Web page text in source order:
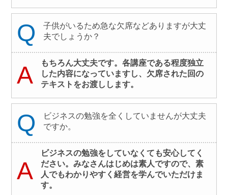
Q
子供がいるため急な欠席などありますが大丈
夫でしょうか？
A
もちろん大丈夫です。各講座である程度独立
した内容になっていますし、欠席された回の
テキストをお渡しします。
Q
ビジネスの勉強を全くしていませんが大丈夫
ですか。
A
ビジネスの勉強をしていなくても安心してく
ださい。みなさんはじめは素人ですので、素
人でもわかりやすく経営を学んでいただけま
す。